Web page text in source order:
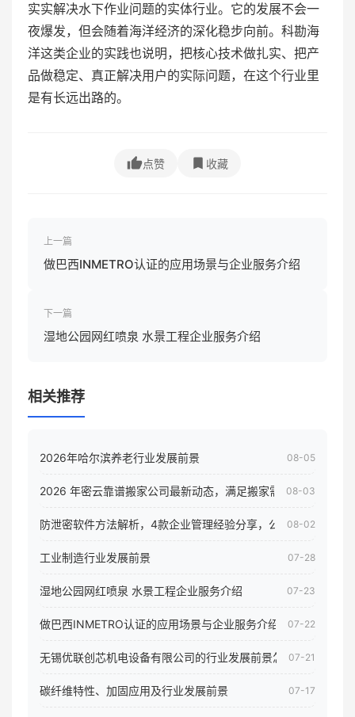
实实解决水下作业问题的实体行业。它的发展不会一
夜爆发，但会随着海洋经济的深化稳步向前。科勘海
洋这类企业的实践也说明，把核心技术做扎实、把产
品做稳定、真正解决用户的实际问题，在这个行业里
是有长远出路的。
点赞 收藏
上一篇
做巴西INMETRO认证的应用场景与企业服务介绍
下一篇
湿地公园网红喷泉 水景工程企业服务介绍
相关推荐
2026年哈尔滨养老行业发展前景 08-05
2026 年密云靠谱搬家公司最新动态，满足搬家需求！08-03
防泄密软件方法解析，4款企业管理经验分享，公司员工电脑核
08-02
工业制造行业发展前景 07-28
湿地公园网红喷泉 水景工程企业服务介绍 07-23
做巴西INMETRO认证的应用场景与企业服务介绍 07-22
无锡优联创芯机电设备有限公司的行业发展前景怎样07-21
碳纤维特性、加固应用及行业发展前景 07-17